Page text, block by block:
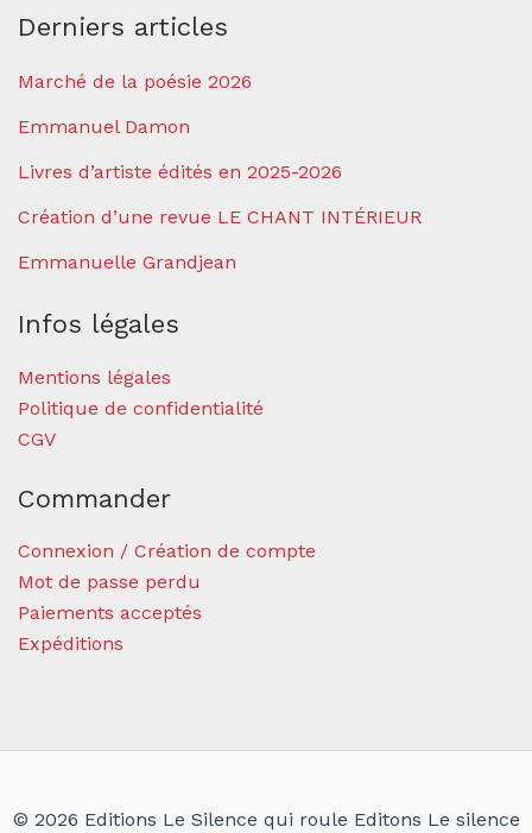
Derniers articles
Marché de la poésie 2026
Emmanuel Damon
Livres d’artiste édités en 2025-2026
Création d’une revue LE CHANT INTÉRIEUR
Emmanuelle Grandjean
Infos légales
Mentions légales
Politique de confidentialité
CGV
Commander
Connexion / Création de compte
Mot de passe perdu
Paiements acceptés
Expéditions
© 2026 Editions Le Silence qui roule Editons Le silence